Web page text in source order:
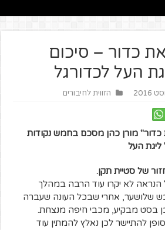
כדור – סיכום
הזווית לחיבורים
כדור" מורן כהן מסכם בחמש נקודות
העל
לא יקרו עוד הרבה במהלך
שלושער, אחרי שבכל העונה שעברה
בסט מבקיע, מכבי חיפה מנצחת.
להתיישר לכן נאלץ להמתין עוד